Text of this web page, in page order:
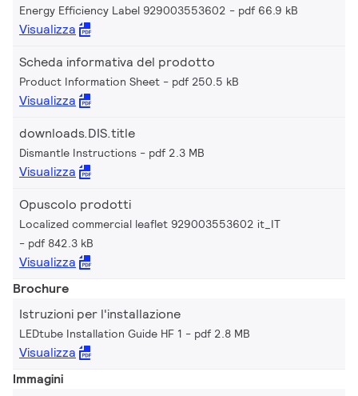
Energy Efficiency Label 929003553602 pdf 66.9 kB
Visualizza
Scheda informativa del prodotto
Product Information Sheet pdf 250.5 kB
Visualizza
downloads.DIS.title
Dismantle Instructions pdf 2.3 MB
Visualizza
Opuscolo prodotti
Localized commercial leaflet 929003553602 it_IT
pdf 842.3 kB
Visualizza
Brochure
Istruzioni per l'installazione
LEDtube Installation Guide HF 1 pdf 2.8 MB
Visualizza
Immagini